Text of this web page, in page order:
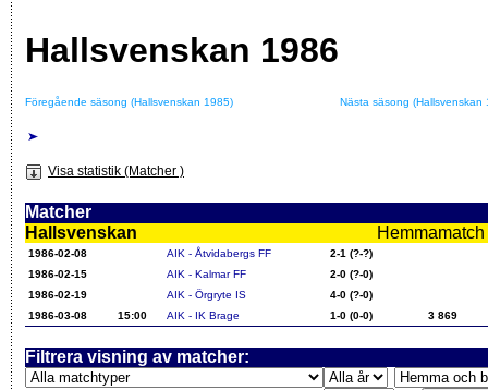
Hallsvenskan 1986
Föregående säsong (Hallsvenskan 1985) Nästa säsong (Hallsvenskan
Visa statistik (Matcher )
Matcher
Hallsvenskan
1986-02-08 AIK - Åtvidabergs FF
2-1 (?-?)
1986-02-15
AIK - Kalmar FF
2-0 (?-0)
1986-02-19
AIK - Örgryte IS
4-0 (?-0)
1986-03-08
15:00 AIK - IK Brage 1-0 (0-0) 3 869
Filtrera visning av matcher: